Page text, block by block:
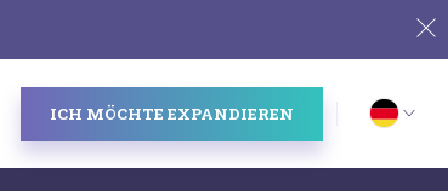
ICH MÖCHTE EXPANDIEREN